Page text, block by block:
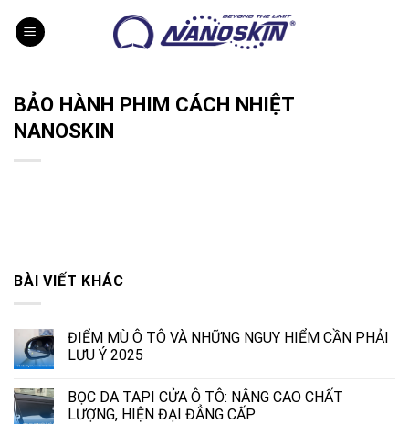
BẢO HÀNH PHIM CÁCH NHIỆT
NANOSKIN
BÀI VIẾT KHÁC
ĐIỂM MÙ Ô TÔ VÀ NHỮNG NGUY HIỂM CẦN PHẢI
LƯU Ý 2025
BỌC DA TAPI CỬA Ô TÔ: NÂNG CAO CHẤT
LƯỢNG, HIỆN ĐẠI ĐẲNG CẤP